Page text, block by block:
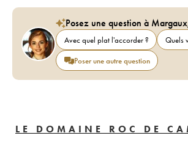
Posez une question à
Avec quel plat l'accorder ? Quels
Poser une autre question
LE DOMAINE ROC DE